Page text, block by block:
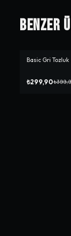
Benzer
-%25
Basic Gri Tozluk
₺299,90